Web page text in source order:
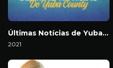
Últimas Notícias de Yuba County
2021